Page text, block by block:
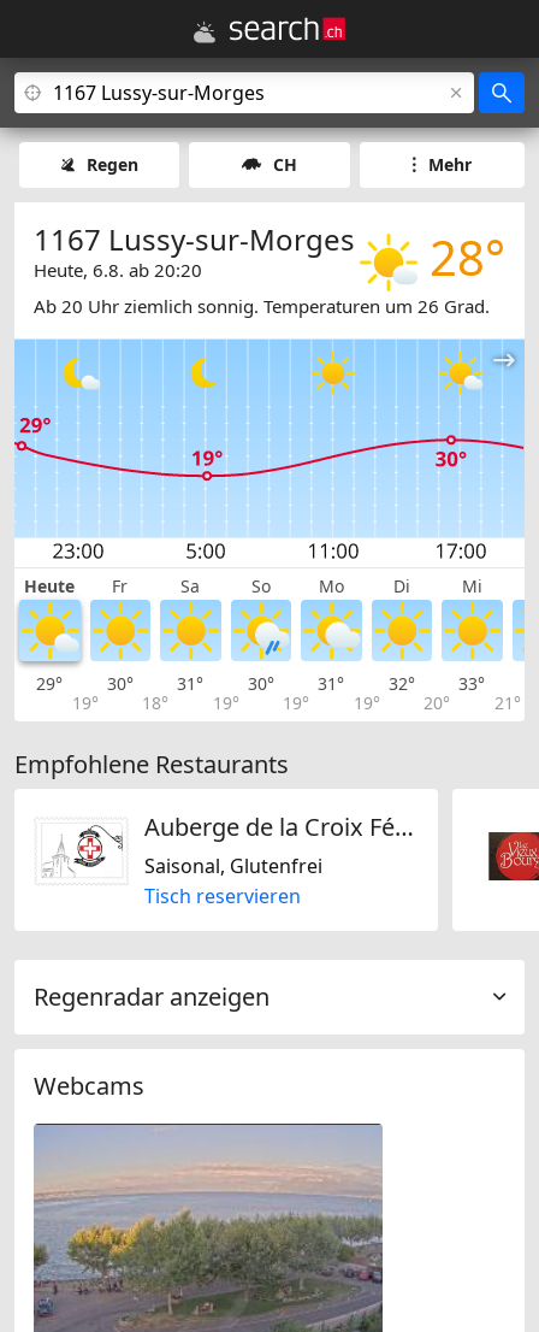
Regen CH Mehr
28°
1167 Lussy-sur-Morges
Heute, 6.8. ab 20:20
Ab 20 Uhr ziemlich sonnig. Temperaturen um 26 Grad.
Heute Fr Sa So Mo Di Mi
29°
19°
30°
18°
31°
19°
30°
19°
31°
19°
32°
20°
33°
21°
Empfohlene Restaurants
Auberge de la Croix Fédérale
Saisonal, Glutenfrei
Tisch reservieren
Regenradar anzeigen
Webcams